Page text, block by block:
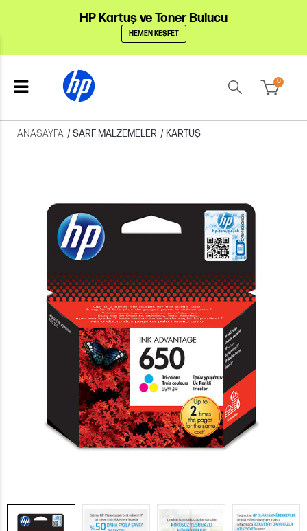
HP Kartuş ve Toner Bulucu
HEMEN KEŞFET
0
ANASAYFA /SARF MALZEMELER / KARTUŞ